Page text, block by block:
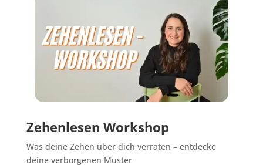
Zehenlesen Workshop
Was deine Zehen über dich verraten – entdecke
deine verborgenen Muster